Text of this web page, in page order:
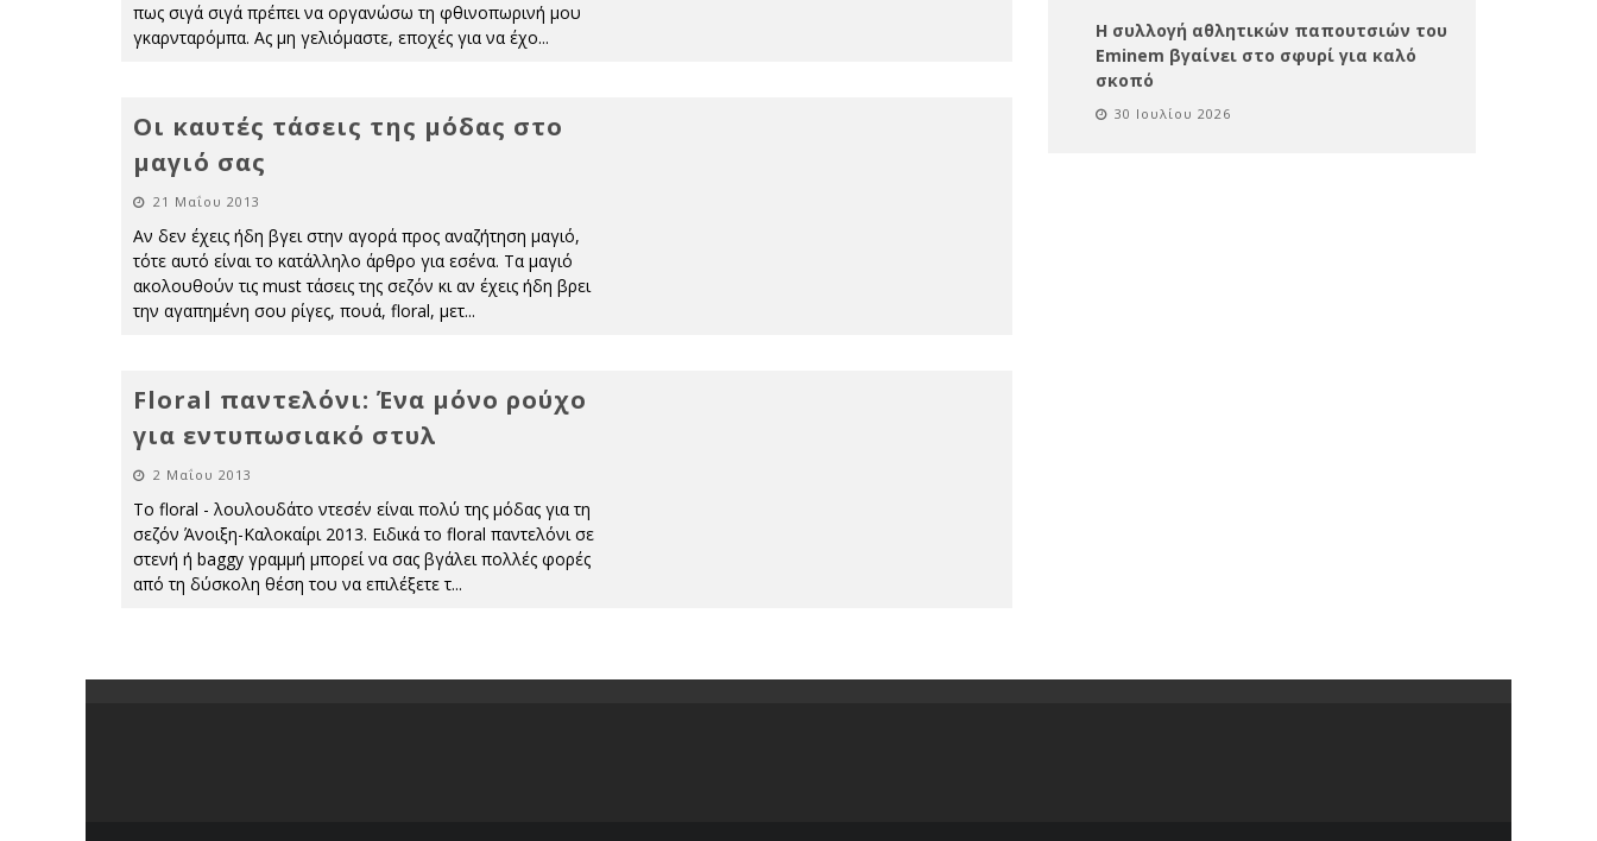
πως σιγά σιγά πρέπει να οργανώσω τη φθινοπωρινή μου
γκαρνταρόμπα. Ας μη γελιόμαστε, εποχές για να έχο...
Οι καυτές τάσεις της μόδας στο
μαγιό σας
21 Μαΐου 2013
Αν δεν έχεις ήδη βγει στην αγορά προς αναζήτηση μαγιό,
τότε αυτό είναι το κατάλληλο άρθρο για εσένα. Τα μαγιό
ακολουθούν τις must τάσεις της σεζόν κι αν έχεις ήδη βρει
την αγαπημένη σου ρίγες, πουά, floral, μετ...
Floral παντελόνι: Ένα μόνο ρούχο
για εντυπωσιακό στυλ
2 Μαΐου 2013
Το floral - λουλουδάτο ντεσέν είναι πολύ της μόδας για τη
σεζόν Άνοιξη-Καλοκαίρι 2013. Ειδικά το floral παντελόνι σε
στενή ή baggy γραμμή μπορεί να σας βγάλει πολλές φορές
από τη δύσκολη θέση του να επιλέξετε τ...
Η συλλογή αθλητικών παπουτσιών του
Eminem βγαίνει στο σφυρί για καλό
σκοπό
30 Ιουλίου 2026